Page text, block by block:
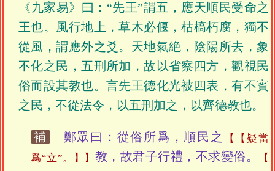
《九家易》曰：“先王”謂五，應天順民受命之
王也。風行地上，草木必偃，枯槁朽腐，獨不
從風，謂應外之爻。天地氣絶，陰陽所去，象
不化之民，五刑所加，故以省察四方，觀視民
俗而設其教也。言先王德化光被四表，有不賓
之民，不從法令，以五刑加之，以齊德教也。
補 鄭眾曰：從俗所爲，順民之
【疑當
爲“立”。】
教，故君子行禮，不求變俗。